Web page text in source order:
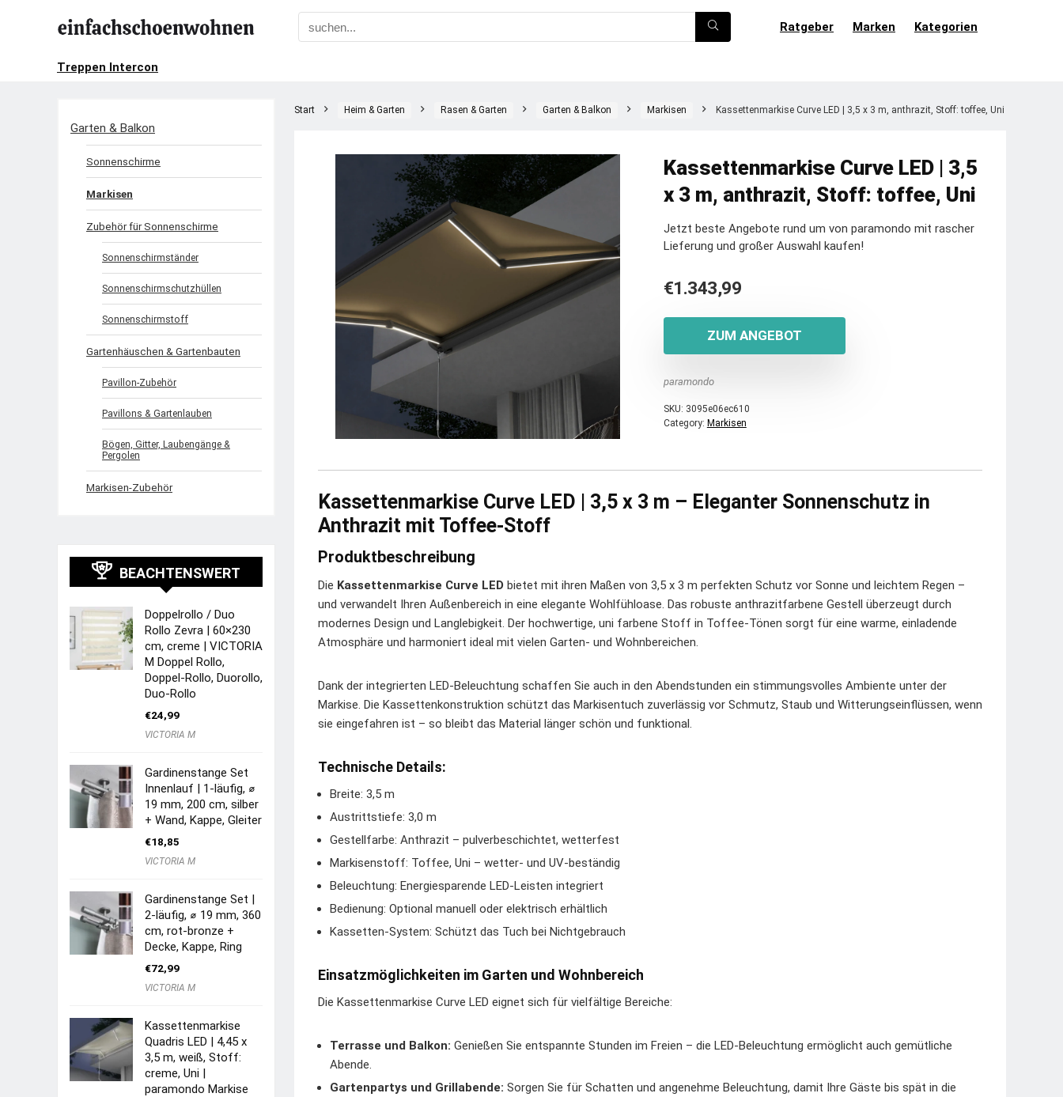
Ratgeber Marken Kategorien
Treppen Intercon
Start Heim & Garten Rasen & Garten Garten & Balkon Markisen Kassettenmarkise Curve LED | 3,5 x 3 m, anthrazit, Stoff: toffee, Uni
Kassettenmarkise Curve LED | 3,5
x 3 m, anthrazit, Stoff: toffee, Uni
Jetzt beste Angebote rund um von paramondo mit rascher
Lieferung und großer Auswahl kaufen!
€1.343,99
ZUM ANGEBOT
paramondo
SKU: 3095e06ec610
Category: Markisen
Kassettenmarkise Curve LED | 3,5 x 3 m – Eleganter Sonnenschutz in
Anthrazit mit Toffee-Stoff
Produktbeschreibung
Die Kassettenmarkise Curve LED bietet mit ihren Maßen von 3,5 x 3 m perfekten Schutz vor Sonne und leichtem Regen –
und verwandelt Ihren Außenbereich in eine elegante Wohlfühloase. Das robuste anthrazitfarbene Gestell überzeugt durch
modernes Design und Langlebigkeit. Der hochwertige, uni farbene Stoff in Toffee-Tönen sorgt für eine warme, einladende
Atmosphäre und harmoniert ideal mit vielen Garten- und Wohnbereichen.
Dank der integrierten LED-Beleuchtung schaffen Sie auch in den Abendstunden ein stimmungsvolles Ambiente unter der
Markise. Die Kassettenkonstruktion schützt das Markisentuch zuverlässig vor Schmutz, Staub und Witterungseinflüssen, wenn
sie eingefahren ist – so bleibt das Material länger schön und funktional.
Technische Details:
Breite: 3,5 m
Austrittstiefe: 3,0 m
Gestellfarbe: Anthrazit – pulverbeschichtet, wetterfest
Markisenstoff: Toffee, Uni – wetter- und UV-beständig
Beleuchtung: Energiesparende LED-Leisten integriert
Bedienung: Optional manuell oder elektrisch erhältlich
Kassetten-System: Schützt das Tuch bei Nichtgebrauch
Einsatzmöglichkeiten im Garten und Wohnbereich
Die Kassettenmarkise Curve LED eignet sich für vielfältige Bereiche:
Terrasse und Balkon: Genießen Sie entspannte Stunden im Freien – die LED-Beleuchtung ermöglicht auch gemütliche
Abende.
Gartenpartys und Grillabende: Sorgen Sie für Schatten und angenehme Beleuchtung, damit Ihre Gäste bis spät in die
Garten & Balkon
Sonnenschirme
Markisen
Zubehör für Sonnenschirme
Sonnenschirmständer
Sonnenschirmschutzhüllen
Sonnenschirmstoff
Gartenhäuschen & Gartenbauten
Pavillon-Zubehör
Pavillons & Gartenlauben
Bögen, Gitter, Laubengänge &
Pergolen
Markisen-Zubehör
BEACHTENSWERT
Doppelrollo / Duo
Rollo Zevra | 60×230
cm, creme | VICTORIA
M Doppel Rollo,
Doppel-Rollo, Duorollo,
Duo-Rollo
€24,99
VICTORIA M
Gardinenstange Set
Innenlauf | 1-läufig, ⌀
19 mm, 200 cm, silber
+ Wand, Kappe, Gleiter
€18,85
VICTORIA M
Gardinenstange Set |
2-läufig, ⌀ 19 mm, 360
cm, rot-bronze +
Decke, Kappe, Ring
€72,99
VICTORIA M
Kassettenmarkise
Quadris LED | 4,45 x
3,5 m, weiß, Stoff:
creme, Uni |
paramondo Markise